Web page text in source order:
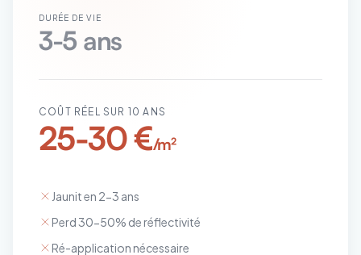
DURÉE DE VIE
3-5 ans
COÛT RÉEL SUR 10 ANS
25-30 €/m²
Jaunit en 2-3 ans
Perd 30-50% de réflectivité
Ré-application nécessaire